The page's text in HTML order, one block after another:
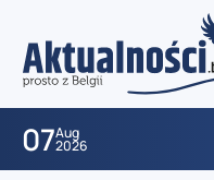
07Aug
2026